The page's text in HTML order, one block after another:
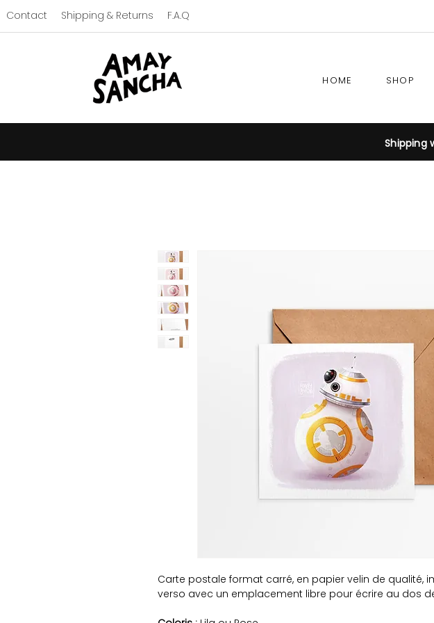
HOME SHOP
Contact Shipping & Returns F.A.Q
Carte postale format carré, en papier velin de qualité,
verso avec un emplacement libre pour écrire au dos
Shipping